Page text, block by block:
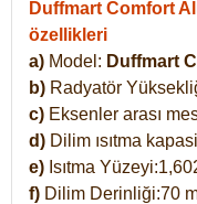
Duffmart Comfort
özellikleri
a) Model: Duffmart
b) Radyatör
c) Eksenler arası
d) Dilim ısıtma
e) Isıtma
f) Dilim Derinliği:70